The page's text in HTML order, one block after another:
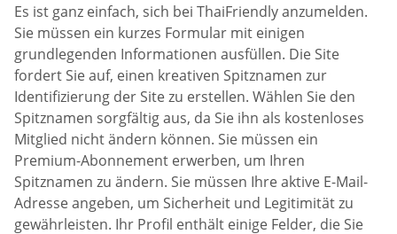
Es ist ganz einfach, sich bei ThaiFriendly anzumelden.
Sie müssen ein kurzes Formular mit einigen
grundlegenden Informationen ausfüllen. Die Site
fordert Sie auf, einen kreativen Spitznamen zur
Identifizierung der Site zu erstellen. Wählen Sie den
Spitznamen sorgfältig aus, da Sie ihn als kostenloses
Mitglied nicht ändern können. Sie müssen ein
Premium-Abonnement erwerben, um Ihren
Spitznamen zu ändern. Sie müssen Ihre aktive E-Mail-
Adresse angeben, um Sicherheit und Legitimität zu
gewährleisten. Ihr Profil enthält einige Felder, die Sie